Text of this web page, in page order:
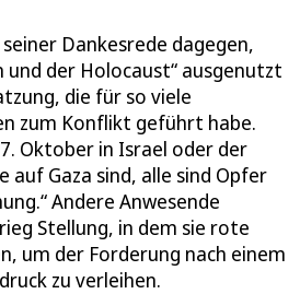
Dankesrede dagegen,
und der Holocaust“ ausgenutzt
die für so viele
zum Konflikt geführt habe.
Oktober in Israel oder der
auf Gaza sind, alle sind Opfer
Andere Anwesende
Stellung, in dem sie rote
um der Forderung nach einem
zu verleihen.